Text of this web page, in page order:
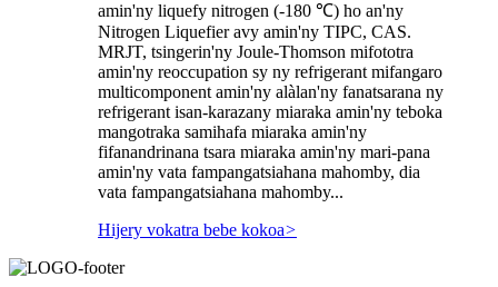
amin'ny liquefy nitrogen (-180 ℃) ho an'ny
Nitrogen Liquefier avy amin'ny TIPC, CAS.
MRJT, tsingerin'ny Joule-Thomson mifototra
amin'ny reoccupation sy ny refrigerant mifangaro
multicomponent amin'ny alàlan'ny fanatsarana ny
refrigerant isan-karazany miaraka amin'ny teboka
mangotraka samihafa miaraka amin'ny
fifanandrinana tsara miaraka amin'ny mari-pana
amin'ny vata fampangatsiahana mahomby, dia
vata fampangatsiahana mahomby...
Hijery vokatra bebe kokoa>